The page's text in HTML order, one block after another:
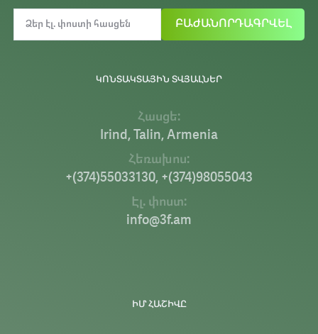
ԲԱԺԱՆՈՐԴԱԳՐՎԵԼ
ԿՈՆՏԱԿՏԱՅԻՆ ՏՎՅԱԼՆԵՐ
Հասցե:
Irind, Talin, Armenia
Հեռախոս:
+(374)55033130, +(374)98055043
Էլ. փոստ:
info@3f.am
ԻՄ ՀԱՇԻՎԸ